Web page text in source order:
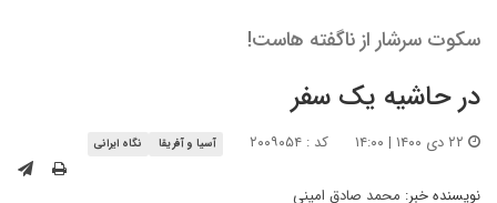
سکوت سرشار از ناگفته هاست!
در حاشیه یک سفر
کد : ۲۰۰۹۰۵۴ آسیا و آفریقا نگاه ایرانی
نویسنده خبر: محمد صادق امینی